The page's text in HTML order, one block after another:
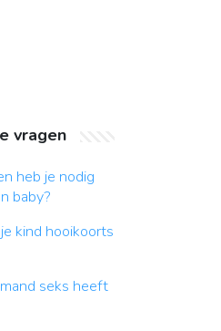
vragen
heb je nodig
baby?
kind hooikoorts
seks heeft